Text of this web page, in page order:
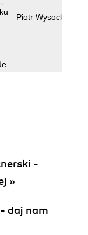
Piotr Wysocki
-
»
daj nam